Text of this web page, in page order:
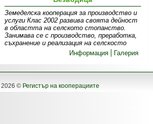
Земеделска кооперация за производство и
услуги Клас 2002 развива своята дейност
в областта на селското стопанство.
Занимава се с производство, преработка,
съхранение и реализация на селскосто
Информация
Галерия
2026 © Регистър на кооперациите